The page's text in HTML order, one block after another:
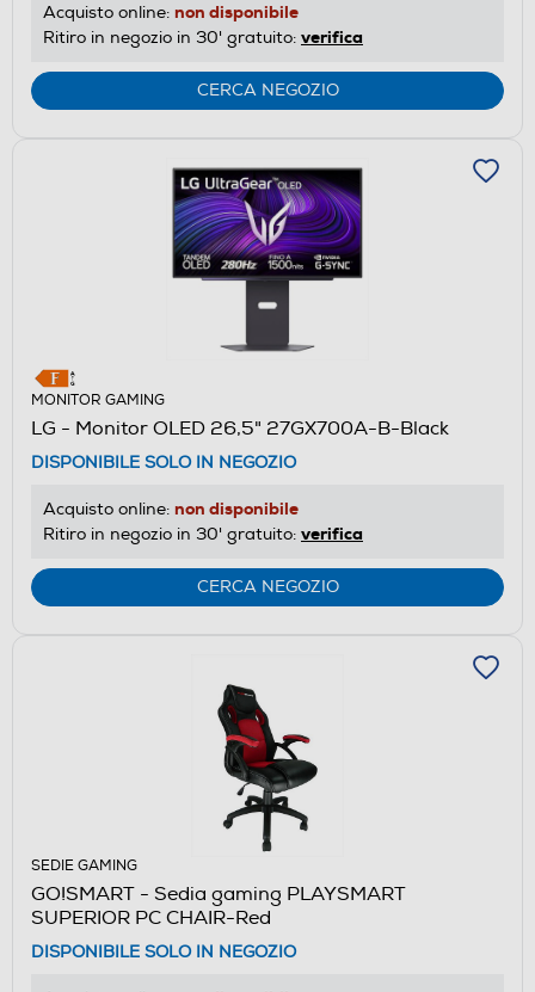
Acquisto online: non disponibile
Ritiro in negozio in 30' gratuito: verifica
CERCA NEGOZIO
MONITOR GAMING
LG - Monitor OLED 26,5" 27GX700A-B-Black
DISPONIBILE SOLO IN NEGOZIO
Acquisto online: non disponibile
Ritiro in negozio in 30' gratuito: verifica
CERCA NEGOZIO
SEDIE GAMING
GO!SMART - Sedia gaming PLAYSMART
SUPERIOR PC CHAIR-Red
DISPONIBILE SOLO IN NEGOZIO